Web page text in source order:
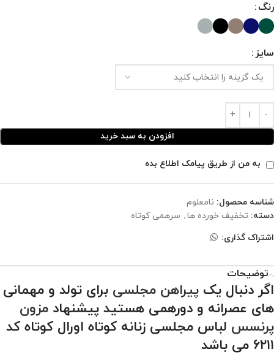
رنگ
سایز
افزودن به سبد خرید
به من از طریق پیامک اطلاع بده
شناسه محصول: نامعلوم
دسته: تخفیف خورده ها, سرهمی کوتاه
اشتراک گذاری:
توضیحات
اگر دنبال یک پیراهن مجلسی برای تولد و مهمانی
های عصرانه و دورهمی هستید پیشنهاد مزون
پرنسس لباس مجلسی زنانه کوتاه اورال کوتاه کد
۶۲۱۱ می باشد